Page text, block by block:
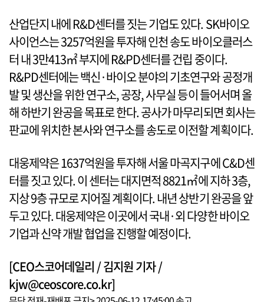
산업단지 내에 R&D센터를 짓는 기업도 있다. SK바이오
사이언스는 3257억원을 투자해 인천 송도 바이오클러스
터 내 3만413㎡ 부지에 R&PD센터를 건립 중이다.
R&PD센터에는 백신·바이오 분야의 기초연구와 공정개
발 및 생산을 위한 연구소, 공장, 사무실 등이 들어서며 올
해 하반기 완공을 목표로 한다. 공사가 마무리되면 회사는
판교에 위치한 본사와 연구소를 송도로 이전할 계획이다.
대웅제약은 1637억원을 투자해 서울 마곡지구에 C&D센
터를 짓고 있다. 이 센터는 대지면적 8821㎡에 지하 3층,
지상 9층 규모로 지어질 계획이다. 내년 상반기 완공을 앞
두고 있다. 대웅제약은 이곳에서 국내·외 다양한 바이오
기업과 신약 개발 협업을 진행할 예정이다.
[CEO스코어데일리 / 김지원 기자 /
kjw@ceoscore.co.kr]